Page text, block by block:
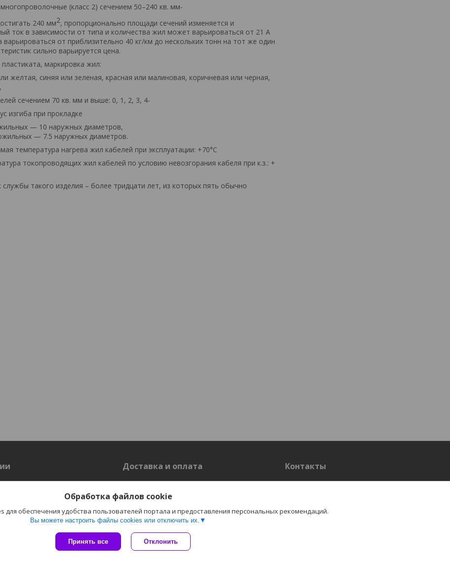
(класс 2) сечением 50–240 кв. мм-
240 мм2, пропорционально площади сечений изменяется и
ток в зависимости от типа и количества жил может варьироваться от 21 А
варьироваться от приблизительно 40 кг/км до нескольких тонн на тот же один
сильно варьируется цена.
маркировка жил:
желтая, синяя или зеленая, красная или малиновая, коричневая или черная,
сечением 70 кв. мм и выше: 0, 1, 2, 3, 4-
изгиба при прокладке
— 10 наружных диаметров,
— 7.5 наружных диаметров.
температура нагрева жил кабелей при эксплуатации: +70°С
токопроводящих жил кабелей по условию невозгорания кабеля при к.з.: +
службы такого изделия – более тридцати лет, из которых пять обычно
Доставка и оплата
Доставка
Контакты
Контакты
Сайт создан на платформе Deal.by
Политика обработки файлов cookies
Обработка файлов cookie
обеспечения удобства пользователей портала и предоставления персональных рекомендаций.
Вы можете настроить файлы cookies или отключить их.
Принять все Отклонить
"Электро-Плюс" ОДО г. Гродно |
Пожаловаться на контент